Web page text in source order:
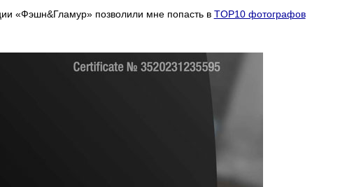
«Фэшн&Гламур» позволили мне попасть в TOP10 фотографов